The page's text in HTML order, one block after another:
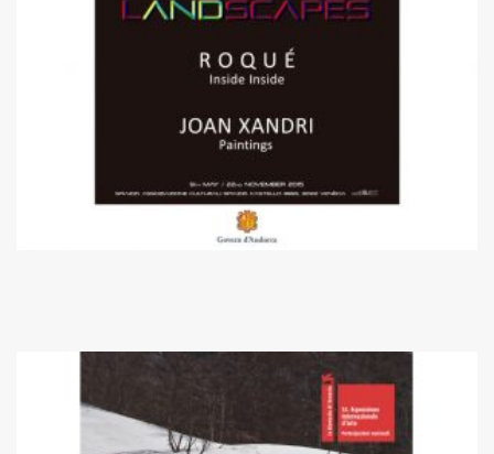
56a edició – Paisatges interiors
Joan Xandri i Roqué